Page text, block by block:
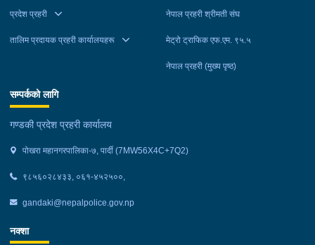
प्रदेश प्रहरी
तालिम प्रदायक प्रहरी कार्यालयहरू
नेपाल प्रहरी श्रीमती संघ
मेट्रो ट्राफिक एफ.एम. ९५.५
नेपाल प्रहरी (मुख्य पृष्ठ)
सम्पर्कको लागि
गण्डकी प्रदेश प्रहरी कार्यालय
पोखरा महानगरपालिका-७, पार्दी (7MW56X4C+7Q2)
९८५६०२८४३३, ०६१-४५२५००,
gandaki@nepalpolice.gov.np
नक्शा